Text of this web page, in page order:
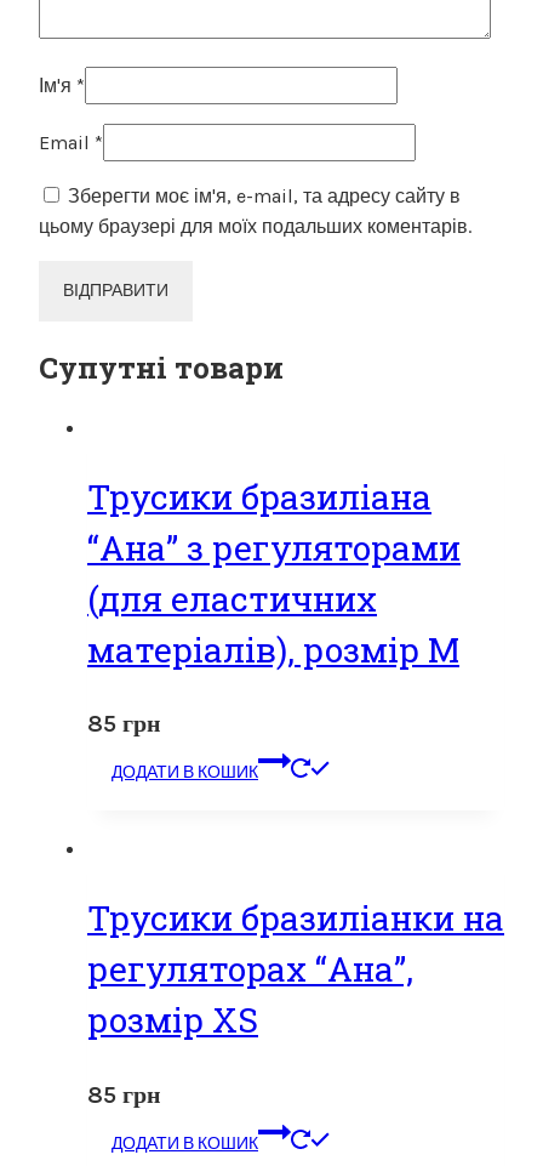
Ім'я *
Email *
Зберегти моє ім'я, e-mail, та адресу сайту в
цьому браузері для моїх подальших коментарів.
Супутні товари
Трусики бразиліана
“Ана” з регуляторами
(для еластичних
матеріалів), розмір M
85 грн
ДОДАТИ В КОШИК
Трусики бразиліанки на
регуляторах “Ана”,
розмір XS
85 грн
ДОДАТИ В КОШИК